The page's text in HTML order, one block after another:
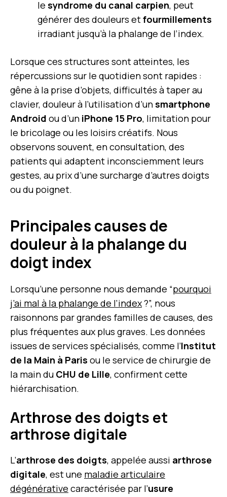
le syndrome du canal carpien, peut
générer des douleurs etfourmillements
irradiant jusqu’à la phalange de l’index.
Lorsque ces structures sont atteintes, les
répercussions sur le quotidien sont rapides :
gêne à la prise d’objets, difficultés à taper au
clavier, douleur à l’utilisation d’unsmartphone
Android ou d’un iPhone 15 Pro, limitation pour
le bricolage ou les loisirs créatifs. Nous
observons souvent, en consultation, des
patients qui adaptent inconsciemment leurs
gestes, au prix d’une surcharge d’autres doigts
ou du poignet.
Principales causes de
douleur à la phalange du
doigt index
Lorsqu’une personne nous demande “pourquoi
j’ai mal à la phalange de l’index?”, nous
raisonnons par grandes familles de causes, des
plus fréquentes aux plus graves. Les données
issues de services spécialisés, comme l’Institut
de la Main à Paris ou le service de chirurgie de
la main du CHU de Lille, confirment cette
hiérarchisation.
Arthrose des doigts et
arthrose digitale
L’arthrose des doigts, appelée aussi arthrose
digitale, est une maladie articulaire
dégénérative caractérisée par l’usure